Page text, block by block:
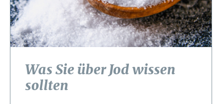
Was Sie über Jod wissen
sollten